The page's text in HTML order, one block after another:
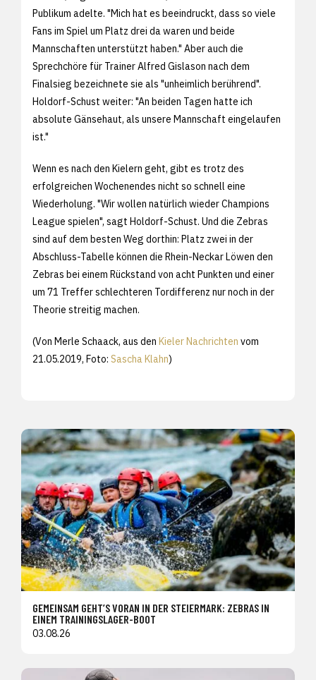
Publikum adelte. "Mich hat es beeindruckt, dass so viele
Fans im Spiel um Platz drei da waren und beide
Mannschaften unterstützt haben." Aber auch die
Sprechchöre für Trainer Alfred Gislason nach dem
Finalsieg bezeichnete sie als "unheimlich berührend".
Holdorf-Schust weiter: "An beiden Tagen hatte ich
absolute Gänsehaut, als unsere Mannschaft eingelaufen
ist."
Wenn es nach den Kielern geht, gibt es trotz des
erfolgreichen Wochenendes nicht so schnell eine
Wiederholung. "Wir wollen natürlich wieder Champions
League spielen", sagt Holdorf-Schust. Und die Zebras
sind auf dem besten Weg dorthin: Platz zwei in der
Abschluss-Tabelle können die Rhein-Neckar Löwen den
Zebras bei einem Rückstand von acht Punkten und einer
um 71 Treffer schlechteren Tordifferenz nur noch in der
Theorie streitig machen.
(Von Merle Schaack, aus den Kieler Nachrichten vom
21.05.2019, Foto: Sascha Klahn)
GEMEINSAM GEHT’S VORAN IN DER STEIERMARK: ZEBRAS IN
EINEM TRAININGSLAGER-BOOT
03.08.26